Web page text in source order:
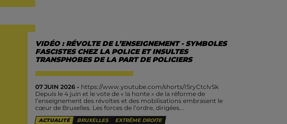
VIDÉO : RÉVOLTE DE L’ENSEIGNEMENT - SYMBOLES
FASCISTES CHEZ LA POLICE ET INSULTES
TRANSPHOBES DE LA PART DE POLICIERS
07 JUIN 2026 - https://www.youtube.com/shorts/ISryCtclvSk
Depuis le 4 juin et le vote de « la honte » de la réforme de
l’enseignement des révoltes et des mobilisations embrasent le
cœur de Bruxelles. Les forces de l’ordre, dirigées...
ACTUALITÉ BRUXELLES
EXTRÊME DROITE